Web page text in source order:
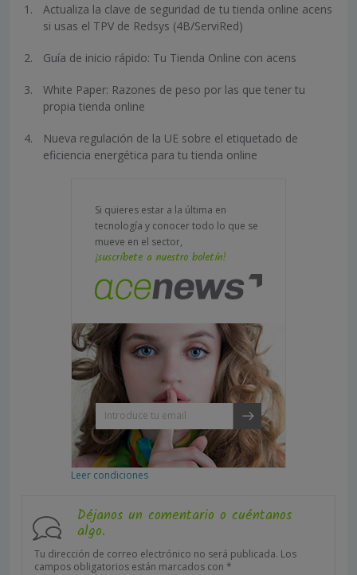
Actualiza la clave de seguridad de tu tienda online acens
si usas el TPV de Redsys (4B/ServiRed)
Guía de inicio rápido: Tu Tienda Online con acens
White Paper: Razones de peso por las que tener tu
propia tienda online
Nueva regulación de la UE sobre el etiquetado de
eficiencia energética para tu tienda online
Si quieres estar a la última en
tecnología y conocer todo lo que se
mueve en el sector,
¡suscríbete a nuestro boletín!
Leer condiciones
Déjanos un comentario o cuéntanos
algo.
Tu dirección de correo electrónico no será publicada. Los
campos obligatorios están marcados con *